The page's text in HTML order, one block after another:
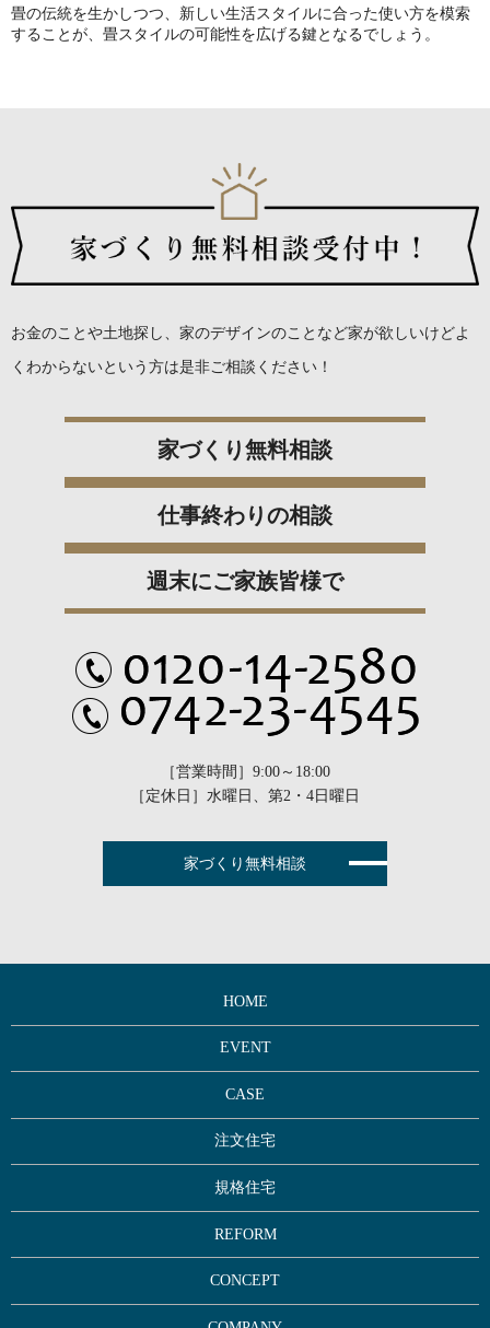
畳の伝統を生かしつつ、新しい生活スタイルに合った使い方を模索
することが、畳スタイルの可能性を広げる鍵となるでしょう。
お金のことや土地探し、家のデザインのことなど家が欲しいけどよ
くわからないという方は是非ご相談ください！
家づくり無料相談
仕事終わりの相談
週末にご家族皆様で
［営業時間］9:00～18:00
［定休日］水曜日、第2・4日曜日
家づくり無料相談
HOME
EVENT
CASE
注文住宅
規格住宅
REFORM
CONCEPT